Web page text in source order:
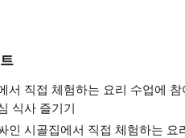
서 직접 체험하는 요리 수업에
식사 즐기기
인 시골집에서 직접 체험하는 요